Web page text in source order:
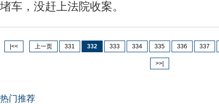
堵车，没赶上法院收案。
|<< 上一页 331 332 333 334 335 336 337
>>|